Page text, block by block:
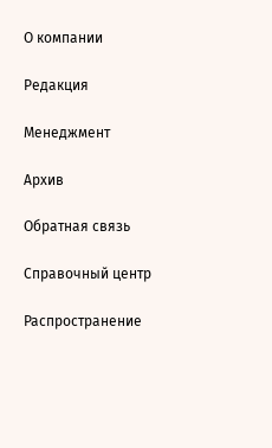
О компании
Редакция
Менеджмент
Архив
Обратная связь
Справочный центр
Распространение